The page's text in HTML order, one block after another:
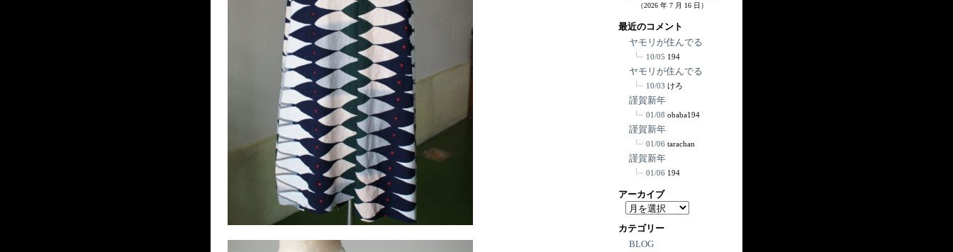
（2026 年 7 月 16 日）
最近のコメント
ヤモリが住んでる
10/05 194
ヤモリが住んでる
10/03 けろ
謹賀新年
01/08 obaba194
謹賀新年
01/06 tarachan
謹賀新年
01/06 194
アーカイブ
ア
カ
イ
カテゴリー
BLOG